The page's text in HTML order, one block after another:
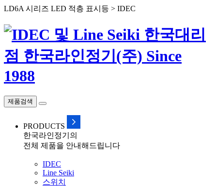
LD6A 시리즈 LED 적층 표시등 > IDEC
제품검색
PRODUCTS
한국라인정기의
전체 제품을 안내해드립니다
IDEC
Line Seiki
스위치